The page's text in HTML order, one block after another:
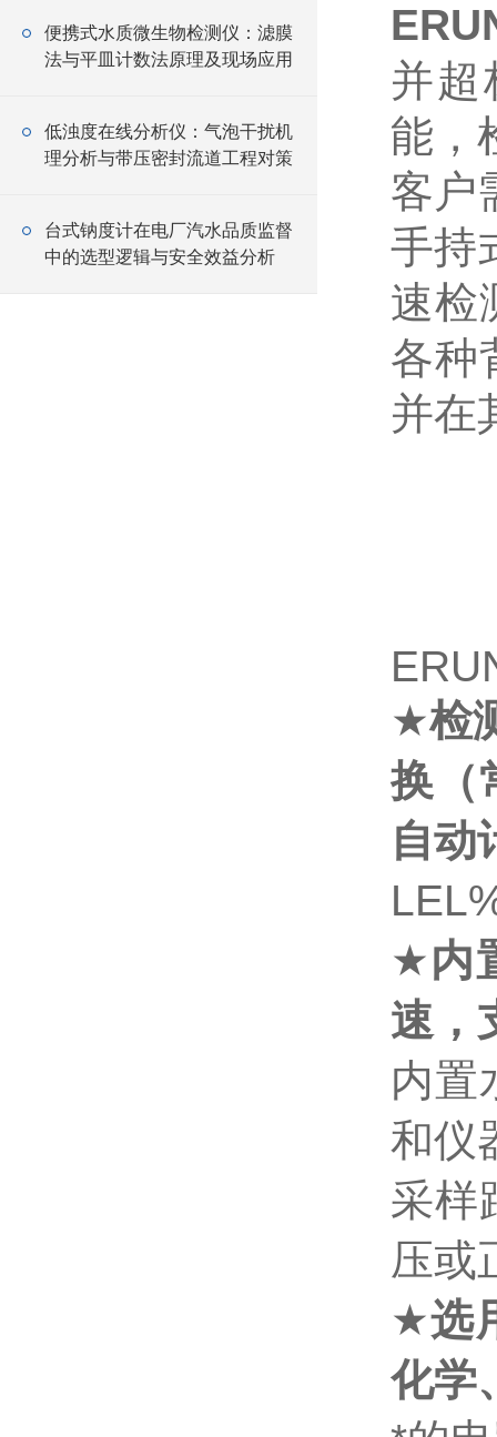
便携式水质微生物检测仪：滤膜
法与平皿计数法原理及现场应用
低浊度在线分析仪：气泡干扰机
理分析与带压密封流道工程对策
台式钠度计在电厂汽水品质监督
中的选型逻辑与安全效益分析
并超
能，
客户
手持
速检
各种
并在
★检
换（
自动
★内
速，
内置
和仪
采样
压或
★选
化学